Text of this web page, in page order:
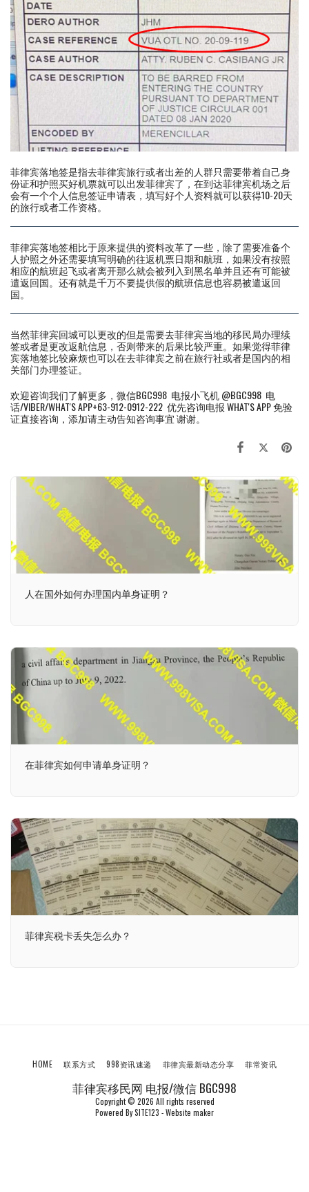
菲律宾落地签是指去菲律宾旅行或者出差的人群只需要带着自己身
份证和护照买好机票就可以出发菲律宾了，在到达菲律宾机场之后
会有一个个人信息签证申请表，填写好个人资料就可以获得10-20天
的旅行或者工作资格。
菲律宾落地签相比于原来提供的资料改革了一些，除了需要准备个
人护照之外还需要填写明确的往返机票日期和航班，如果没有按照
相应的航班起飞或者离开那么就会被列入到黑名单并且还有可能被
遣返回国。还有就是千万不要提供假的航班信息也容易被遣返回
国。
当然菲律宾回城可以更改的但是需要去菲律宾当地的移民局办理续
签或者是更改返航信息，否则带来的后果比较严重。如果觉得菲律
宾落地签比较麻烦也可以在去菲律宾之前在旅行社或者是国内的相
关部门办理签证。
欢迎咨询我们了解更多，微信BGC998 电报小飞机 @BGC998 电
话/VIBER/WHAT'S APP+63-912-0912-222 优先咨询电报 WHAT'S APP 免验
证直接咨询，添加请主动告知咨询事宜 谢谢。
人在国外如何办理国内单身证明？
在菲律宾如何申请单身证明？
菲律宾税卡丢失怎么办？
菲律宾移民网 电报/微信 BGC998
Copyright © 2026 All rights reserved
Powered BySITE123 -Website maker
HOME 联系方式 998资讯速递 菲律宾最新动态分享 菲常资讯